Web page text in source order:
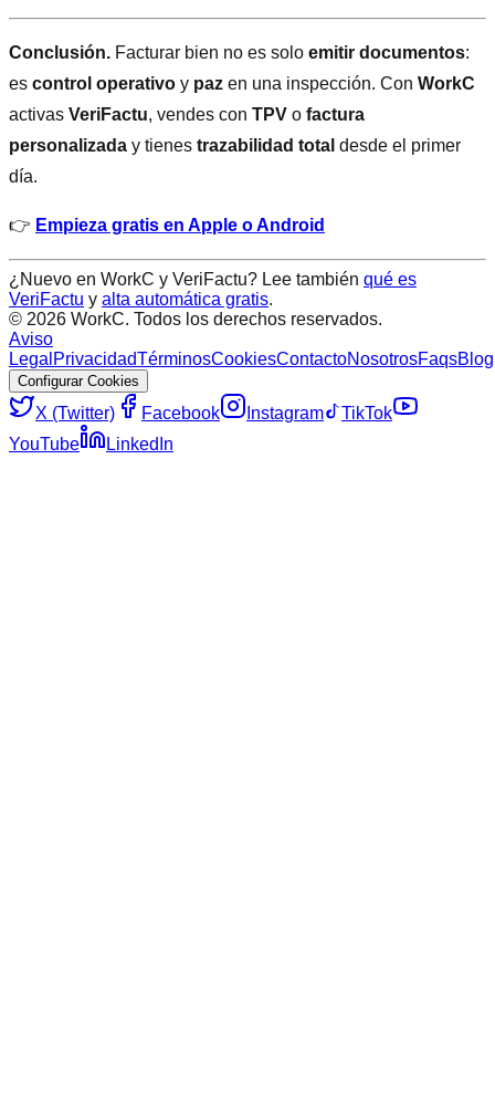
Conclusión. Facturar bien no es solo emitir documentos:
es control operativo y paz en una inspección. Con WorkC
activas VeriFactu, vendes con TPV o factura
personalizada y tienes trazabilidad total desde el primer
día.
👉 Empieza gratis en Apple o Android
¿Nuevo en WorkC y VeriFactu? Lee también qué es
VeriFactu y alta automática gratis.
© 2026 WorkC. Todos los derechos reservados.
Aviso
Legal PrivacidadTérminosCookiesContactoNosotrosFaqsBlog
Configurar Cookies
X (Twitter) Facebook Instagram
TikTok
YouTube
LinkedIn